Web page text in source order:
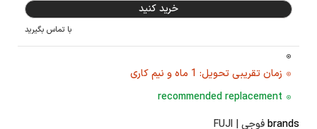
خرید کنید
با تماس بگیرید
زمان تقریبی تحویل: 1 ماه و نیم کاری
recommended replacement
brandsفوجی | FUJI